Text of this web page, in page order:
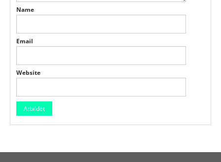
Name
Email
Website